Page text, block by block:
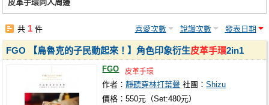
註冊會員
皮革手環同人周邊
共 1 件 喜愛次數 說讚次數 發表日期
FGO 【烏魯克的子民動起來！】角色印象衍生皮革手環2in1
FGO 皮革手環
作者：靜聽穿林打葉聲 社團：Shizu
價格：550元（Set:480元）